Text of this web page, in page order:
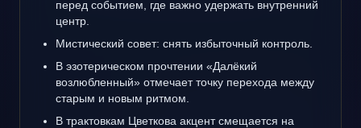
перед событием, где важно удержать внутренний
центр.
Мистический совет: снять избыточный контроль.
В эзотерическом прочтении «Далёкий
возлюбленный» отмечает точку перехода между
старым и новым ритмом.
В трактовкам Цветкова акцент смещается на